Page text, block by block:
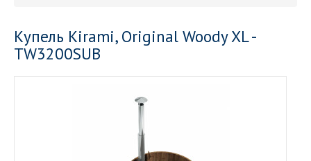
Купель Kirami, Original Woody XL -
TW3200SUB